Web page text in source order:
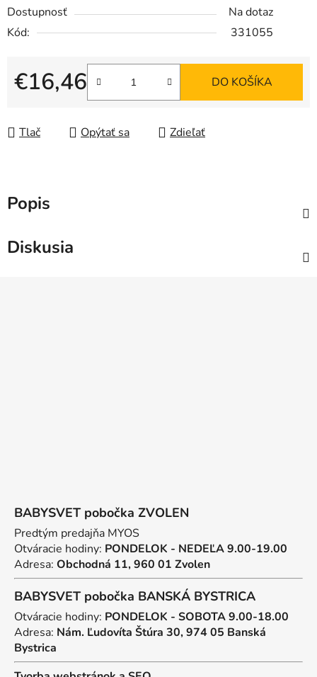
Dostupnosť
Na dotaz
Kód:
331055
€16,46
Jednotková cena:
DO KOŠÍKA
Tlač Opýtať sa Zdieľať
Popis
Diskusia
BABYSVET pobočka ZVOLEN
Predtým predajňa MYOS
Otváracie hodiny: PONDELOK - NEDEĽA 9.00-19.00
Adresa: Obchodná 11, 960 01 Zvolen
BABYSVET pobočka BANSKÁ BYSTRICA
Otváracie hodiny: PONDELOK - SOBOTA 9.00-18.00
Adresa: Nám. Ľudovíta Štúra 30, 974 05 Banská
Bystrica